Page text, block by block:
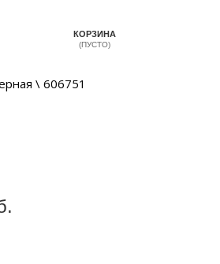
КОРЗИНА
(ПУСТО)
\ 606751